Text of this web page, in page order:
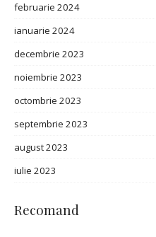
februarie 2024
ianuarie 2024
decembrie 2023
noiembrie 2023
octombrie 2023
septembrie 2023
august 2023
iulie 2023
Recomand